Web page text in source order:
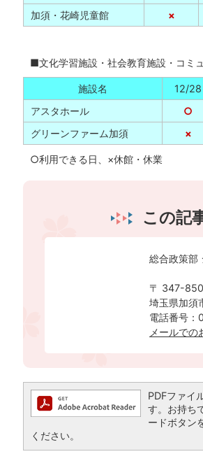
加須・花崎児童館
×
■文化学習施設・社会教育施設・コミ
施設名 12/28
アスタホール
○
グリーンファーム加須
×
○利用できる日、×休館・休業
この記
総合政策部
〒 347-
埼玉県加須
電話番号
メールでの
PDFファイ
す。お持ち
ードボタン
ください。